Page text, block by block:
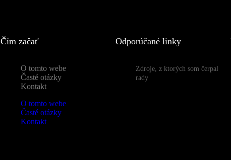
Čím začať
O tomto webe
Časté otázky
Kontakt
O tomto webe
Časté otázky
Kontakt
Odporúčané linky
Zdroje, z ktorých som čerpal
rady